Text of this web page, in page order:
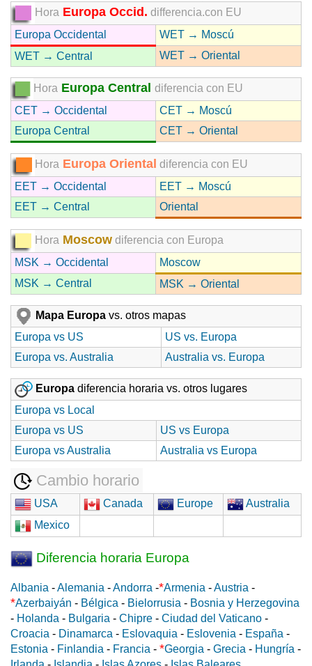
Hora Europa Occid. differencia.con EU
Europa Occidental
WET → Moscú
WET → Central
WET → Oriental
Hora Europa Central diferencia con EU
CET → Occidental
CET → Moscú
Europa Central
CET → Oriental
Hora Europa Oriental diferencia con EU
EET → Occidental
EET → Moscú
EET → Central
Oriental
Hora Moscow diferencia con Europa
MSK → Occidental
Moscow
MSK → Central
MSK → Oriental
Mapa Europa vs. otros mapas
Europa vs US
US vs. Europa
Europa vs. Australia
Australia vs. Europa
Europa diferencia horaria vs. otros lugares
Europa vs Local
Europa vs US
US vs Europa
Europa vs Australia
Australia vs Europa
Cambio horario
USA Canada Europe
Australia
Mexico
Diferencia horaria Europa
Albania -Alemania -Andorra -*Armenia -Austria -
*Azerbaiyán - Bélgica - Bielorrusia - Bosnia y Herzegovina
- Holanda - Bulgaria - Chipre - Ciudad del Vaticano -
Croacia - Dinamarca - Eslovaquia - Eslovenia - España -
Estonia - Finlandia - Francia - *Georgia - Grecia - Hungría -